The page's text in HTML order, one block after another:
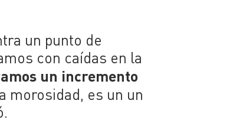
un punto de
con caídas en la
un incremento
morosidad, es un un